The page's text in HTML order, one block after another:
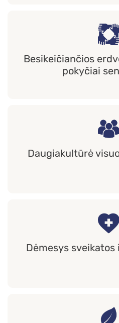
Besikeičiančios
pokyčiai
Daugiakultūrė
Dėmesys